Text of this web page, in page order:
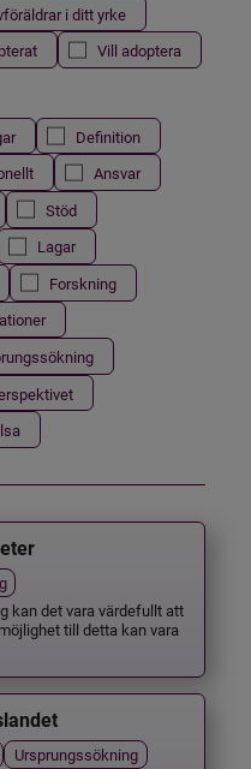
i ditt yrke
Vill adoptera
Definition
Ansvar
Stöd
Lagar
Forskning
kan det vara värdefullt att
till detta kan vara
Ursprungssökning